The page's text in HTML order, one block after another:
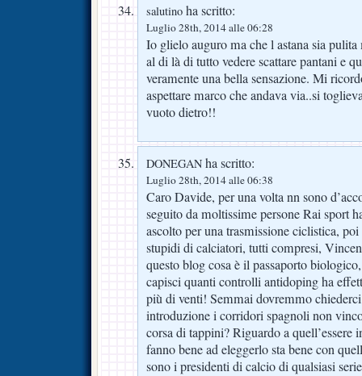
salutino ha scritto:
Luglio 28th, 2014 alle 06:28
Io glielo auguro ma che l astana sia
al di là di tutto vedere scattare pantani e
veramente una bella sensazione. Mi
aspettare marco che andava via..si
vuoto dietro!!
DONEGAN ha scritto:
Luglio 28th, 2014 alle 06:38
Caro Davide, per una volta nn sono
seguito da moltissime persone Rai sport
ascolto per una trasmissione ciclistica,
stupidi di calciatori, tutti compresi,
questo blog cosa è il passaporto
capisci quanti controlli antidoping ha
più di venti! Semmai dovremmo
introduzione i corridori spagnoli non
corsa di tappini? Riguardo a quell’essere
fanno bene ad eleggerlo sta bene con
sono i presidenti di calcio di qualsiasi